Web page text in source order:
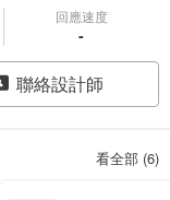
回應速度
-
聯絡設計師
看全部 (6)